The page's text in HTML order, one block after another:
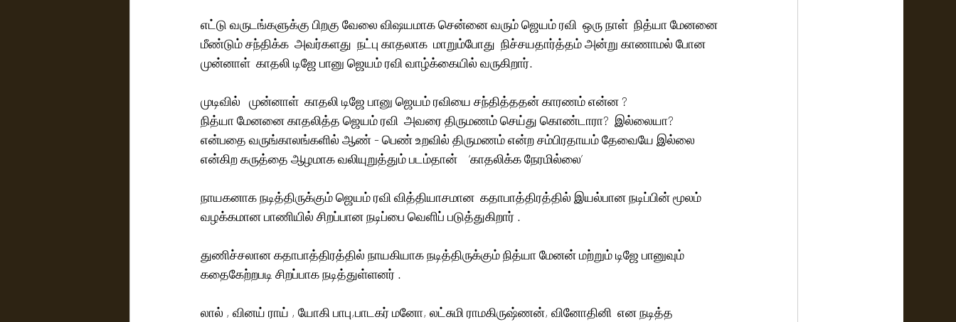
எட்டு வருடங்களுக்கு பிறகு வேலை விஷயமாக சென்னை வரும் ஜெயம் ரவி  ஒரு நாள்  நித்யா மேனனை
மீண்டும் சந்திக்க  அவர்களது  நட்பு காதலாக  மாறும்போது  நிச்சயதார்த்தம் அன்று காணாமல் போன
முன்னாள்  காதலி டிஜே பானு ஜெயம் ரவி வாழ்க்கையில் வருகிறார்.
முடிவில்   முன்னாள்  காதலி டிஜே பானு ஜெயம் ரவியை சந்தித்ததன் காரணம் என்ன ?
நித்யா மேனனை காதலித்த ஜெயம் ரவி  அவரை திருமணம் செய்து கொண்டாரா?  இல்லையா?
என்பதை வருங்காலங்களில் ஆண் - பெண் உறவில் திருமணம் என்ற சம்பிரதாயம் தேவையே இல்லை
என்கிற கருத்தை ஆழமாக வலியுறுத்தும் படம்தான்    ‘காதலிக்க நேரமில்லை’
நாயகனாக நடித்திருக்கும் ஜெயம் ரவி வித்தியாசமான  கதாபாத்திரத்தில் இயல்பான நடிப்பின் மூலம்
வழக்கமான பாணியில் சிறப்பான நடிப்பை வெளிப் படுத்துகிறார் .
துணிச்சலான கதாபாத்திரத்தில் நாயகியாக நடித்திருக்கும் நித்யா மேனன் மற்றும் டிஜே பானுவும்
கதைகேற்றபடி சிறப்பாக நடித்துள்ளனர் .
லால் , வினய் ராய் , யோகி பாபு,பாடகர் மனோ, லட்சுமி ராமகிருஷ்ணன், வினோதினி  என நடித்த